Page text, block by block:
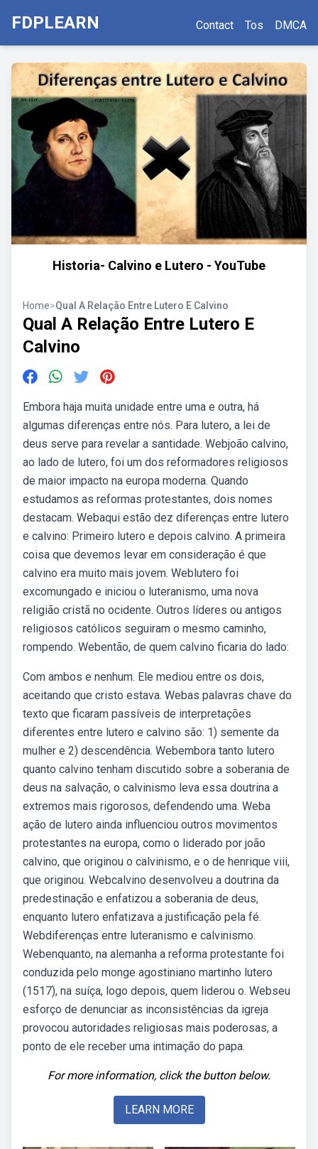
FDPLEARN Contact Tos DMCA
Historia- Calvino e Lutero - YouTube
Home>Qual A Relação Entre Lutero E Calvino
Qual A Relação Entre Lutero E
Calvino
Embora haja muita unidade entre uma e outra, há
algumas diferenças entre nós. Para lutero, a lei de
deus serve para revelar a santidade. Webjoão calvino,
ao lado de lutero, foi um dos reformadores religiosos
de maior impacto na europa moderna. Quando
estudamos as reformas protestantes, dois nomes
destacam. Webaqui estão dez diferenças entre lutero
e calvino: Primeiro lutero e depois calvino. A primeira
coisa que devemos levar em consideração é que
calvino era muito mais jovem. Weblutero foi
excomungado e iniciou o luteranismo, uma nova
religião cristã no ocidente. Outros líderes ou antigos
religiosos católicos seguiram o mesmo caminho,
rompendo. Webentão, de quem calvino ficaria do lado:
Com ambos e nenhum. Ele mediou entre os dois,
aceitando que cristo estava. Webas palavras chave do
texto que ficaram passíveis de interpretações
diferentes entre lutero e calvino são: 1) semente da
mulher e 2) descendência. Webembora tanto lutero
quanto calvino tenham discutido sobre a soberania de
deus na salvação, o calvinismo leva essa doutrina a
extremos mais rigorosos, defendendo uma. Weba
ação de lutero ainda influenciou outros movimentos
protestantes na europa, como o liderado por joão
calvino, que originou o calvinismo, e o de henrique viii,
que originou. Webcalvino desenvolveu a doutrina da
predestinação e enfatizou a soberania de deus,
enquanto lutero enfatizava a justificação pela fé.
Webdiferenças entre luteranismo e calvinismo.
Webenquanto, na alemanha a reforma protestante foi
conduzida pelo monge agostiniano martinho lutero
(1517), na suíça, logo depois, quem liderou o. Webseu
esforço de denunciar as inconsistências da igreja
provocou autoridades religiosas mais poderosas, a
ponto de ele receber uma intimação do papa.
For more information, click the button below.
LEARN MORE